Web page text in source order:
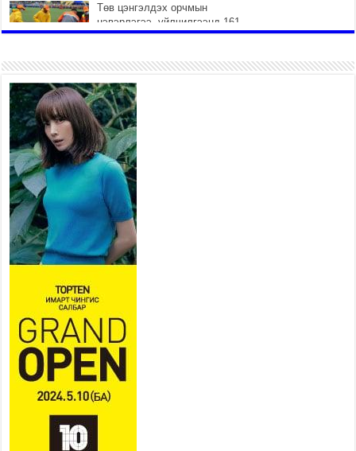
Төв цэнгэлдэх орчмын
цэвэрлэгээ, үйлчилгээнд 161
ажилтан, 27 техниктэй
2026 оны 7 сар 15 / 11 цаг 22 минут
Наадмын амралтын өдрүүдэд
нийслэлийн эрүүл мэндийн
байгууллагууд дараах
хуваарийн дагуу ажиллана
2026 оны 7 сар 15 / 11 цаг 18 минут
Үндэсний их баяр наадам
эхэллээ
2026 оны 7 сар 15 / 11 цаг 14 минут
Үер усны аюулаас сэргийлж, нийслэлийн Онцгой
байдлын газрын 162 алба хаагч үүрэг гүйцэтгэж
2026 оны 7 сар 15 / 11 цаг 07 минут
Үндэсний их сурын харваанд 850 харваач цэц
мэргэнээ сорьж байна
2026 оны 7 сар 15 / 11 цаг 03 минут
Төв цэнгэлдэхийн эргэн тойронд
2026 оны 7 сар 15 / 10 цаг 58 минут
Үндэсний их баяр наадмын шагайн харваа
насанд хүрэгчдийн багийн харваагаар
үргэлжилж байна